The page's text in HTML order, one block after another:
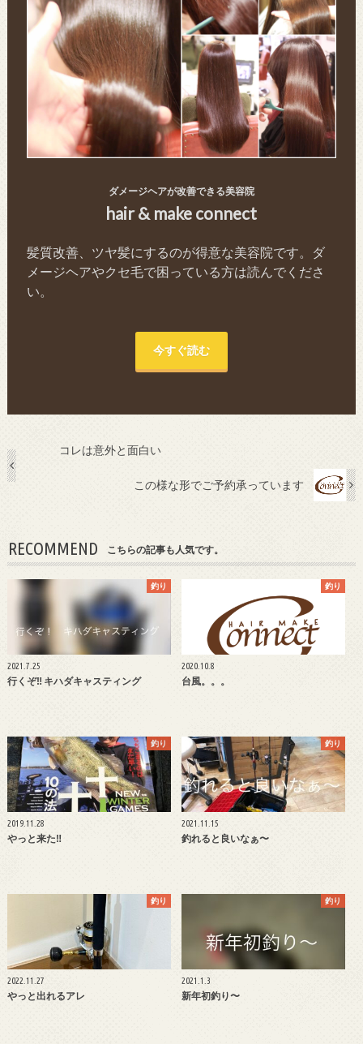
ダメージヘアが改善できる美容院
hair & make connect
髪質改善、ツヤ髪にするのが得意な美容院です。ダ
メージヘアやクセ毛で困っている方は読んでくださ
い。
今すぐ読む
コレは意外と面白い
この様な形でご予約承っています
RECOMMEND こちらの記事も人気です。
釣り
2021.7.25
行くぞ‼︎ キハダキャスティング
釣り
2020.10.8
台風。。。
釣り
2019.11.28
やっと来た‼︎
釣り
2021.11.15
釣れると良いなぁ〜
釣り
2022.11.27
やっと出れるアレ
釣り
2021.1.3
新年初釣り〜